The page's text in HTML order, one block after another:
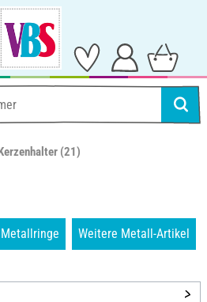
(21)
Metallringe Weitere Metall-Artikel